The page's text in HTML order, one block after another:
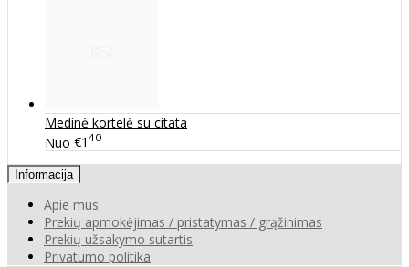
Medinė kortelė su citata
Nuo €1 40
Informacija
Apie mus
Prekių apmokėjimas / pristatymas / grąžinimas
Prekių užsakymo sutartis
Privatumo politika